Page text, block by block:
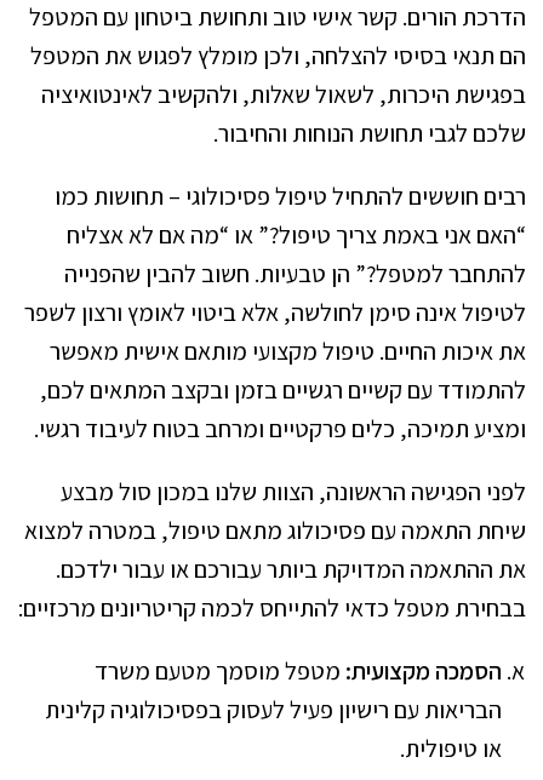
הדרכת הורים. קשר אישי טוב ותחושת ביטחון עם המטפל
הם תנאי בסיסי להצלחה, ולכן מומלץ לפגוש את המטפל
בפגישת היכרות, לשאול שאלות, ולהקשיב לאינטואיציה
שלכם לגבי תחושת הנוחות והחיבור.
רבים חוששים להתחיל טיפול פסיכולוגי – תחושות כמו
“האם אני באמת צריך טיפול?” או “מה אם לא אצליח
להתחבר למטפל?” הן טבעיות. חשוב להבין שהפנייה
לטיפול אינה סימן לחולשה, אלא ביטוי לאומץ ורצון לשפר
את איכות החיים. טיפול מקצועי מותאם אישית מאפשר
להתמודד עם קשיים רגשיים בזמן ובקצב המתאים לכם,
ומציע תמיכה, כלים פרקטיים ומרחב בטוח לעיבוד רגשי.
לפני הפגישה הראשונה, הצוות שלנו במכון סול מבצע
שיחת התאמה עם פסיכולוג מתאם טיפול, במטרה למצוא
את ההתאמה המדויקת ביותר עבורכם או עבור ילדכם.
בבחירת מטפל כדאי להתייחס לכמה קריטריונים מרכזיים:
הסמכה מקצועית: מטפל מוסמך מטעם משרד
הבריאות עם רישיון פעיל לעסוק בפסיכולוגיה קלינית
או טיפולית.